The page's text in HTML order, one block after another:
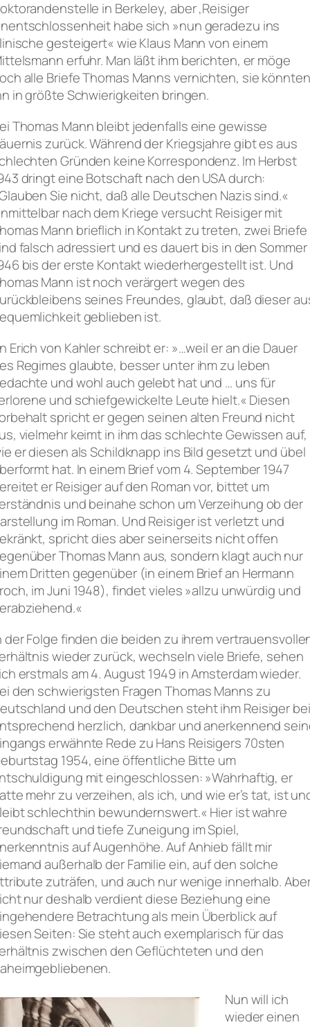
in Berkeley, aber ‚Reisiger
habe sich »nun geradezu ins
gesteigert« wie Klaus Mann von einem
erfuhr. Man läßt ihm berichten, er möge
alle Briefe Thomas Manns vernichten, sie könnten
in größte Schwierigkeiten bringen.
Thomas Mann bleibt jedenfalls eine gewisse
zurück. Während der Kriegsjahre gibt es aus
Gründen keine Korrespondenz. Im Herbst
dringt eine Botschaft nach den USA durch:
Sie nicht, daß alle Deutschen Nazis sind.«
nach dem Kriege versucht Reisiger mit
Mann brieflich in Kontakt zu treten, zwei Briefe
falsch adressiert und es dauert bis in den Sommer
bis der erste Kontakt wiederhergestellt ist. Und
Mann ist noch verärgert wegen des
seines Freundes, glaubt, daß dieser
geblieben ist.
Erich von Kahler schreibt er: »…weil er an die Dauer
Regimes glaubte, besser unter ihm zu leben
und wohl auch gelebt hat und … uns für
und schiefgewickelte Leute hielt.« Diesen
spricht er gegen seinen alten Freund nicht
vielmehr keimt in ihm das schlechte Gewissen auf,
er diesen als Schildknapp ins Bild gesetzt und übel
hat. In einem Brief vom 4. September 1947
er Reisiger auf den Roman vor, bittet um
und beinahe schon um Verzeihung ob der
im Roman. Und Reisiger ist verletzt und
spricht dies aber seinerseits nicht offen
Thomas Mann aus, sondern klagt auch nur
Dritten gegenüber (in einem Brief an Hermann
im Juni 1948), findet vieles »allzu unwürdig und
der Folge finden die beiden zu ihrem
wieder zurück, wechseln viele Briefe, sehen
erstmals am 4. August 1949 in Amsterdam wieder.
den schwierigsten Fragen Thomas Manns zu
und den Deutschen steht ihm Reisiger
herzlich, dankbar und anerkennend
erwähnte Rede zu Hans Reisigers 70sten
1954, eine öffentliche Bitte um
mit eingeschlossen: »Wahrhaftig, er
mehr zu verzeihen, als ich, und wie er’s tat, ist
schlechthin bewundernswert.« Hier ist wahre
und tiefe Zuneigung im Spiel,
auf Augenhöhe. Auf Anhieb fällt mir
außerhalb der Familie ein, auf den solche
zuträfen, und auch nur wenige innerhalb.
nur deshalb verdient diese Beziehung eine
Betrachtung als mein Überblick auf
Seiten: Sie steht auch exemplarisch für das
zwischen den Geflüchteten und den
Nun will ich
wieder einen